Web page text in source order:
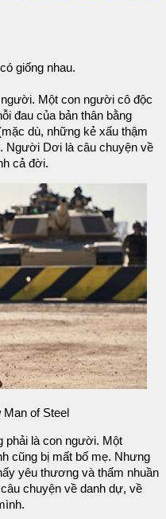
giống nhau.
Một con người cô độc
đau của bản thân bằng
dù, những kẻ xấu thậm
Người Dơi là câu chuyện về
cả đời.
Man of Steel
phải là con người. Một
cũng bị mất bố mẹ. Nhưng
yêu thương và thấm nhuần
chuyện về danh dự, về